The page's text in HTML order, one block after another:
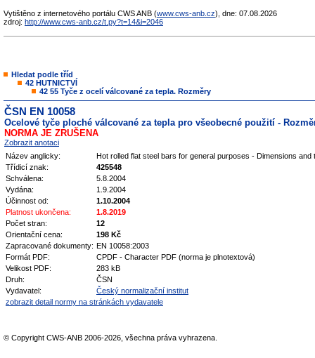
Vytištěno z internetového portálu CWS ANB (www.cws-anb.cz), dne: 07.08.2026
zdroj: http://www.cws-anb.cz/t.py?t=14&i=2046
Hledat podle tříd
42 HUTNICTVÍ
42 55 Tyče z ocelí válcované za tepla. Rozměry
ČSN EN 10058
Ocelové tyče ploché válcované za tepla pro všeobecné použití -
NORMA JE ZRUŠENA
Zobrazit anotaci
Název anglicky:
Hot rolled flat steel bars for general purposes - Dimensions
Třídicí znak:
425548
Schválena:
5.8.2004
Vydána:
1.9.2004
Účinnost od:
1.10.2004
Platnost ukončena:
1.8.2019
Počet stran:
12
Orientační cena:
198 Kč
Zapracované dokumenty: EN 10058:2003
Formát PDF:
CPDF - Character PDF (norma je plnotextová)
Velikost PDF:
283 kB
Druh:
ČSN
Vydavatel:
Český normalizační institut
zobrazit detail normy na stránkách vydavatele
© Copyright CWS-ANB 2006-2026, všechna práva vyhrazena.